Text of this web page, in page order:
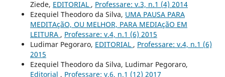
Ziede, EDITORIAL , Professare: v.3, n.1 (4) 2014
Ezequiel Theodoro da Silva, UMA PAUSA PARA
MEDITAçãO, OU MELHOR, PARA MEDIAçãO EM
LEITURA , Professare: v.4, n.1 (6) 2015
Ludimar Pegoraro, EDITORIAL , Professare: v.4, n.1 (6)
2015
Ezequiel Theodoro da Silva, Ludimar Pegoraro,
Editorial , Professare: v.6, n.1 (12) 2017